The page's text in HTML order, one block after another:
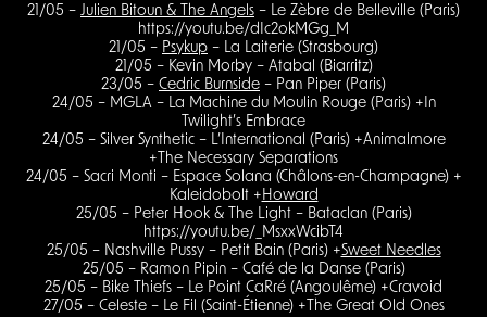
21/05 – Julien Bitoun & The Angels – Le Zèbre de Belleville (Paris)
https://youtu.be/dIc2okMGg_M
21/05 – Psykup – La Laiterie (Strasbourg)
21/05 – Kevin Morby – Atabal (Biarritz)
23/05 – Cedric Burnside – Pan Piper (Paris)
24/05 – MGLA – La Machine du Moulin Rouge (Paris) +In
Twilight’s Embrace
24/05 – Silver Synthetic – L’International (Paris) +Animalmore
+The Necessary Separations
24/05 – Sacri Monti – Espace Solana (Châlons-en-Champagne) +
Kaleidobolt + Howard
25/05 – Peter Hook & The Light – Bataclan (Paris)
https://youtu.be/_MsxxWcibT4
25/05 – Nashville Pussy – Petit Bain (Paris) +Sweet Needles
25/05 – Ramon Pipin – Café de la Danse (Paris)
25/05 – Bike Thiefs – Le Point CaRré (Angoulême) +Cravoid
27/05 – Celeste – Le Fil (Saint-Étienne) +The Great Old Ones